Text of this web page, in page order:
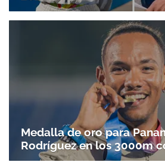
Medalla de oro para
Rodríguez en los 3000m